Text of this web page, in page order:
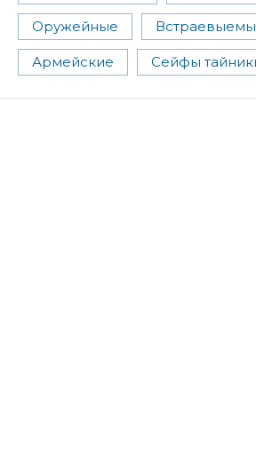
Оружейные
Армейские Сейфы